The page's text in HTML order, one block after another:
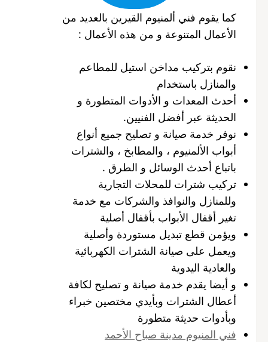
كما يقوم فني ألمنيوم القيرين بالعديد من
الأعمال المتنوعة و من هذه الأعمال :
نقوم بتركيب مداخن استيل للمطاعم
والمنازل باستخدام
أحدث المعدات و الأدوات المتطورة و
الحديثة عبر أفضل الفنيين.
نوفر خدمة صيانة و تصليح جميع أنواع
أبواب الألمنيوم ، والمطابخ ، والشترات
باتباع أحدث الوسائل و الطرق .
تركيب شترات للمحلات التجارية
وللمنازل والنوافذ والشركات مع خدمة
تغير أقفال الأبواب بأقفال أصلية
ويؤمن قطع تبديل مستوردة وأصلية
ويعمل على صيانة الشترات الكهربائية
والعادية اليدوية
و أيضا يقدم خدمة صيانة و تصليح لكافة
أعطال الشترات وبأيدي مختصين خبراء
وبأدوات حديثة متطورة
فني المنيوم مدينة صباح الأحمد